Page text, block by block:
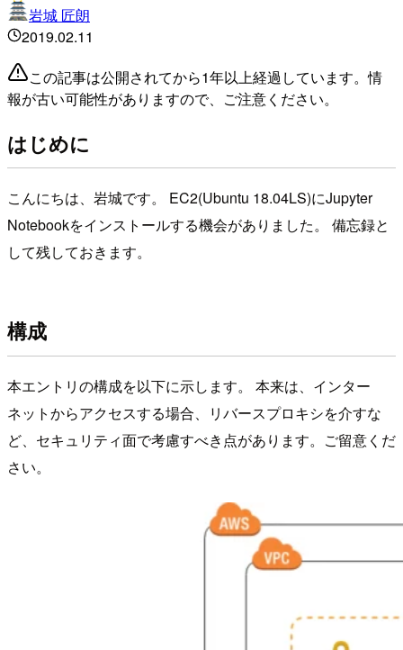
岩城 匠朗
2019.02.11
この記事は公開されてから1年以上経過しています。情
報が古い可能性がありますので、ご注意ください。
はじめに
こんにちは、岩城です。 EC2(Ubuntu 18.04LS)にJupyter
Notebookをインストールする機会がありました。 備忘録と
して残しておきます。
構成
本エントリの構成を以下に示します。 本来は、インター
ネットからアクセスする場合、リバースプロキシを介すな
ど、セキュリティ面で考慮すべき点があります。ご留意くだ
さい。